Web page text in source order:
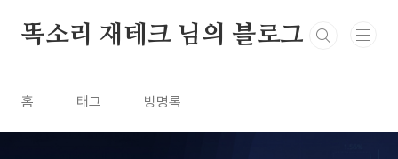
똑소리 재테크 님의 블로그
홈 태그 방명록